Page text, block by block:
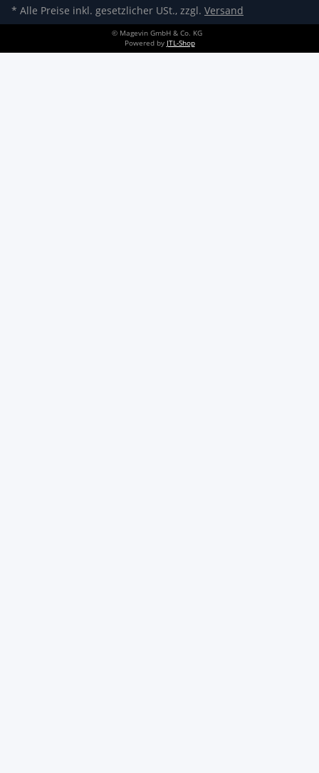
* Alle Preise inkl. gesetzlicher USt., zzgl. Versand
© Magevin GmbH & Co. KG
Powered by JTL-Shop